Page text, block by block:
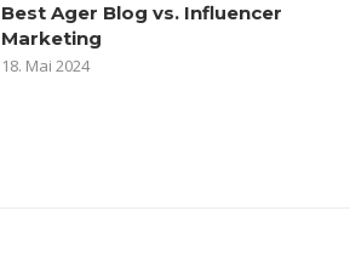
Best Ager Blog vs. Influencer
Marketing
18. Mai 2024